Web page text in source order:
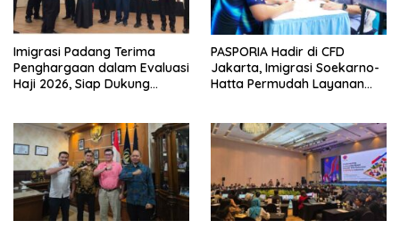
Imigrasi Padang Terima
Penghargaan dalam Evaluasi
Haji 2026, Siap Dukung
PASPORIA Hadir di CFD
Jakarta, Imigrasi Soekarno-
Hatta Permudah Layanan